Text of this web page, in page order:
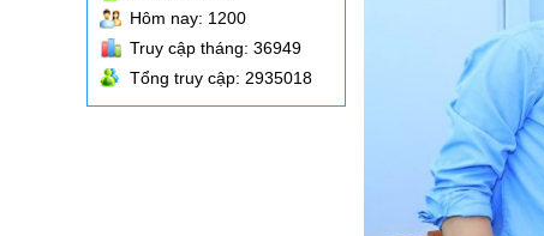
Hôm nay: 1200
Truy cập tháng: 36949
Tổng truy cập: 2935018